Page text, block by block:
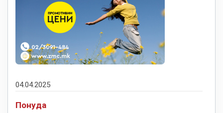
04.04.2025
Понуда